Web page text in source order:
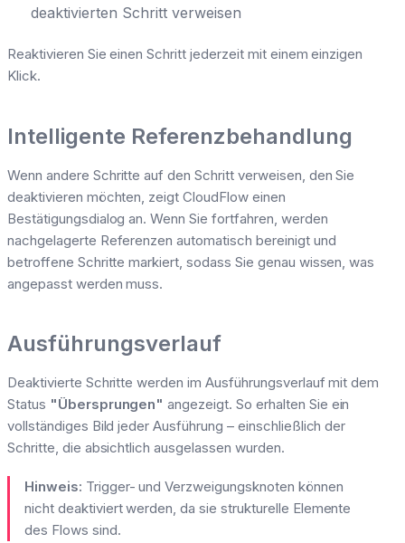
deaktivierten Schritt verweisen
Reaktivieren Sie einen Schritt jederzeit mit einem einzigen
Klick.
Intelligente Referenzbehandlung
Wenn andere Schritte auf den Schritt verweisen, den Sie
deaktivieren möchten, zeigt CloudFlow einen
Bestätigungsdialog an. Wenn Sie fortfahren, werden
nachgelagerte Referenzen automatisch bereinigt und
betroffene Schritte markiert, sodass Sie genau wissen, was
angepasst werden muss.
Ausführungsverlauf
Deaktivierte Schritte werden im Ausführungsverlauf mit dem
Status "Übersprungen" angezeigt. So erhalten Sie ein
vollständiges Bild jeder Ausführung – einschließlich der
Schritte, die absichtlich ausgelassen wurden.
Hinweis: Trigger- und Verzweigungsknoten können
nicht deaktiviert werden, da sie strukturelle Elemente
des Flows sind.